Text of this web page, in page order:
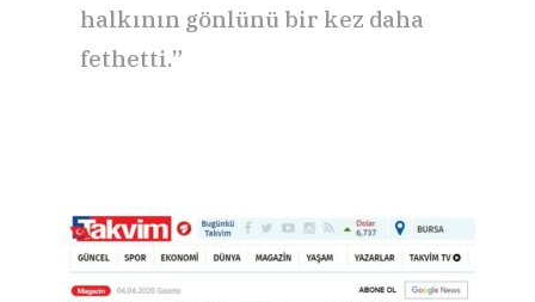
halkının gönlünü bir kez daha
fethetti.”